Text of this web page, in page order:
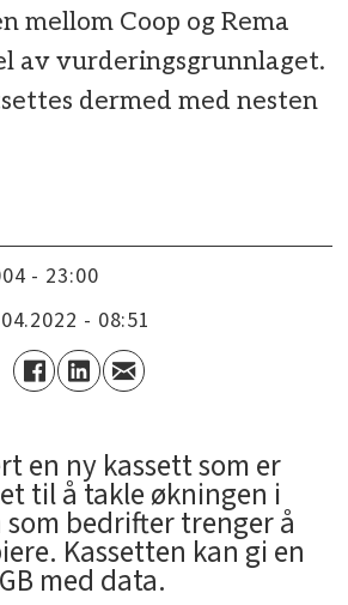
mellom Coop og Rema
av vurderingsgrunnlaget.
dermed med nesten
- 23:00
- 08:51
en ny kassett som er
til å takle økningen i
bedrifter trenger å
Kassetten kan gi en
med data.